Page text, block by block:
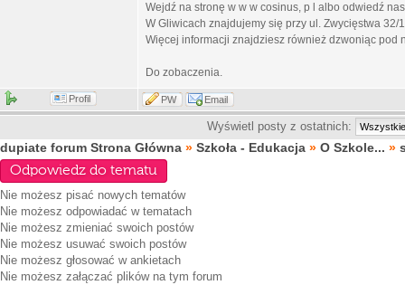
Wejdź na stronę w w w cosinus, p l albo odwiedź
W Gliwicach znajdujemy się przy ul. Zwycięstwa 32/
Więcej informacji znajdziesz również dzwoniąc pod
Do zobaczenia.
Profil PW Email
Wyświetl posty z ostatnich:
dupiate forum Strona Główna » Szkoła - Edukacja » O Szkole... »
Odpowiedz do tematu
Nie możesz pisać nowych tematów
Nie możesz odpowiadać w tematach
Nie możesz zmieniać swoich postów
Nie możesz usuwać swoich postów
Nie możesz głosować w ankietach
Nie możesz załączać plików na tym forum